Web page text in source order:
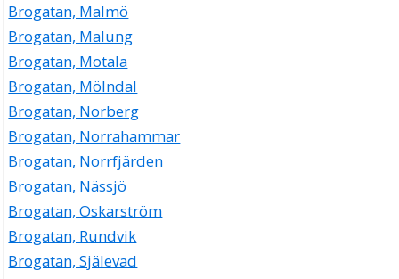
Brogatan, Malmö
Brogatan, Malung
Brogatan, Motala
Brogatan, Mölndal
Brogatan, Norberg
Brogatan, Norrahammar
Brogatan, Norrfjärden
Brogatan, Nässjö
Brogatan, Oskarström
Brogatan, Rundvik
Brogatan, Själevad